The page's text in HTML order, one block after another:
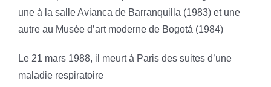
une à la salle Avianca de Barranquilla (1983) et une
autre au Musée d’art moderne de Bogotá (1984)
Le 21 mars 1988, il meurt à Paris des suites d’une
maladie respiratoire